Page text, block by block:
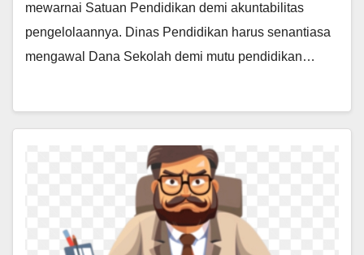
mewarnai Satuan Pendidikan demi akuntabilitas
pengelolaannya. Dinas Pendidikan harus senantiasa
mengawal Dana Sekolah demi mutu pendidikan…